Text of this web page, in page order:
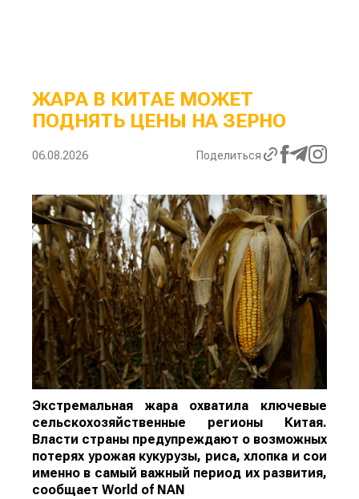
ЖАРА В КИТАЕ МОЖЕТ
ПОДНЯТЬ ЦЕНЫ НА ЗЕРНО
06.08.2026 Поделиться
Экстремальная жара охватила ключевые
сельскохозяйственные регионы Китая.
Власти страны предупреждают о возможных
потерях урожая кукурузы, риса, хлопка и сои
именно в самый важный период их развития,
сообщает World of NAN